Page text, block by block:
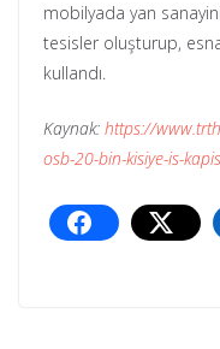
mobilyada yan
tesisler oluşturup,
kullandı.
Kaynak: https://
osb-20-bin-kisiye-is-